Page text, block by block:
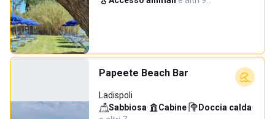
Papeete Beach Bar
Ladispoli
Sabbiosa· Cabine· Doccia calda·